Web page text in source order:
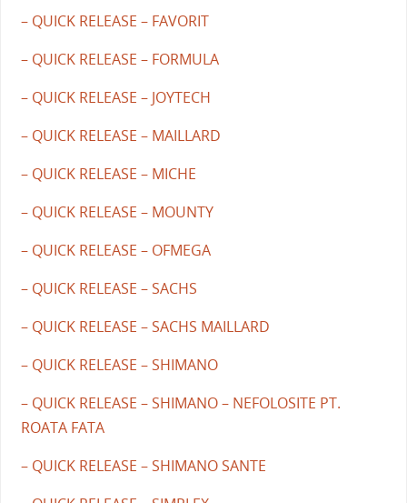
– QUICK RELEASE – FAVORIT
– QUICK RELEASE – FORMULA
– QUICK RELEASE – JOYTECH
– QUICK RELEASE – MAILLARD
– QUICK RELEASE – MICHE
– QUICK RELEASE – MOUNTY
– QUICK RELEASE – OFMEGA
– QUICK RELEASE – SACHS
– QUICK RELEASE – SACHS MAILLARD
– QUICK RELEASE – SHIMANO
– QUICK RELEASE – SHIMANO – NEFOLOSITE PT.
ROATA FATA
– QUICK RELEASE – SHIMANO SANTE